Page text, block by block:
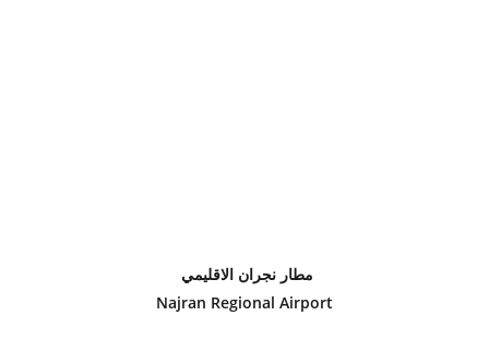
مطار نجران الاقليمي
Najran Regional Airport